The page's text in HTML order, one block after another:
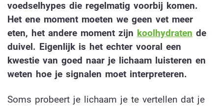
voedselhypes die regelmatig voorbij komen.
Het ene moment moeten we geen vet meer
eten, het andere moment zijn koolhydraten de
duivel. Eigenlijk is het echter vooral een
kwestie van goed naar je lichaam luisteren en
weten hoe je signalen moet interpreteren.
Soms probeert je lichaam je te vertellen dat je